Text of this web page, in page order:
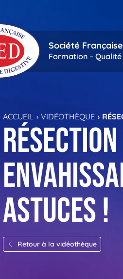
Société
Formation – Qualité
ACCUEIL VIDÉOTHÈQUE
astuces !
Retour à la vidéothèque